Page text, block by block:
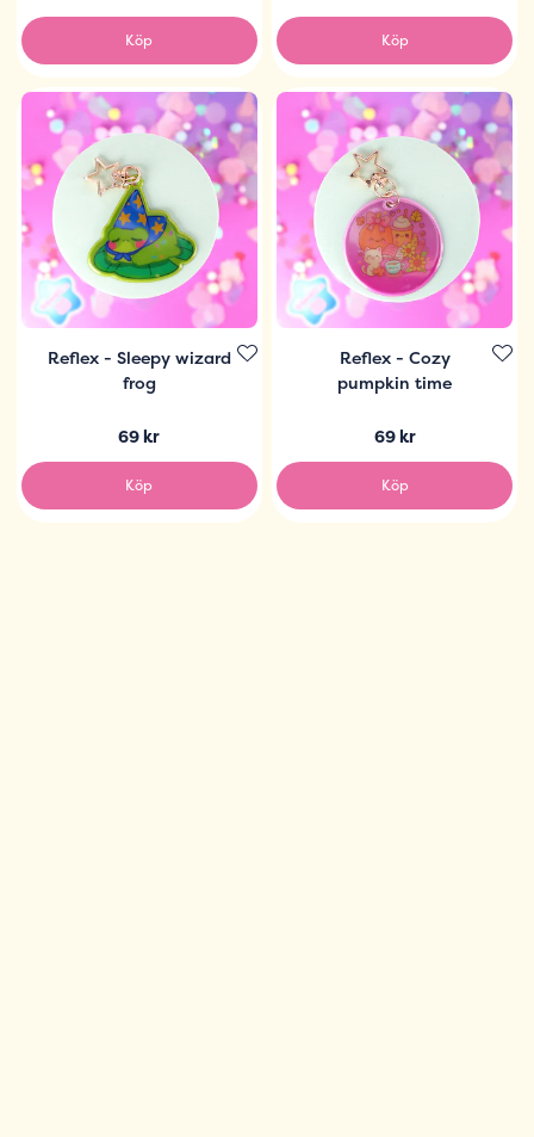
Köp Köp
Reflex - Sleepy wizard
frog
69 kr
Köp
Reflex - Cozy
pumpkin time
69 kr
Köp